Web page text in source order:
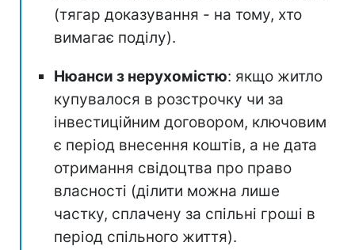
(тягар доказування - на тому, хто
вимагає поділу).
Нюанси з нерухомістю: якщо житло
купувалося в розстрочку чи за
інвестиційним договором, ключовим
є період внесення коштів, а не дата
отримання свідоцтва про право
власності (ділити можна лише
частку, сплачену за спільні гроші в
період спільного життя).